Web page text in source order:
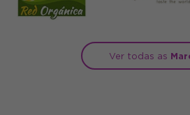
Ver todas as